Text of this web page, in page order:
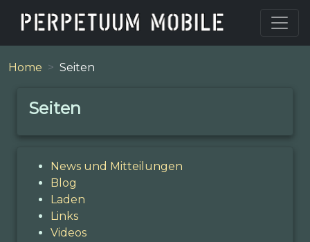
Home Seiten
Seiten
News und Mitteilungen
Blog
Laden
Links
Videos